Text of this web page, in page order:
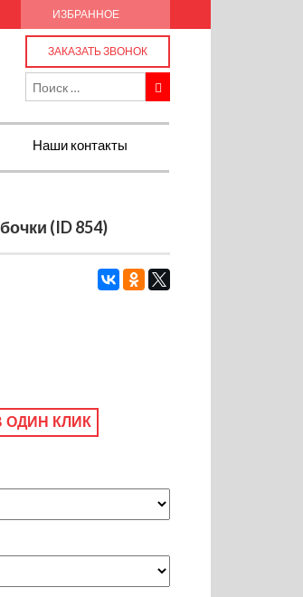
ИЗБРАННОЕ
ЗАКАЗАТЬ ЗВОНОК
Наши контакты
(ID 854)
ОДИН КЛИК